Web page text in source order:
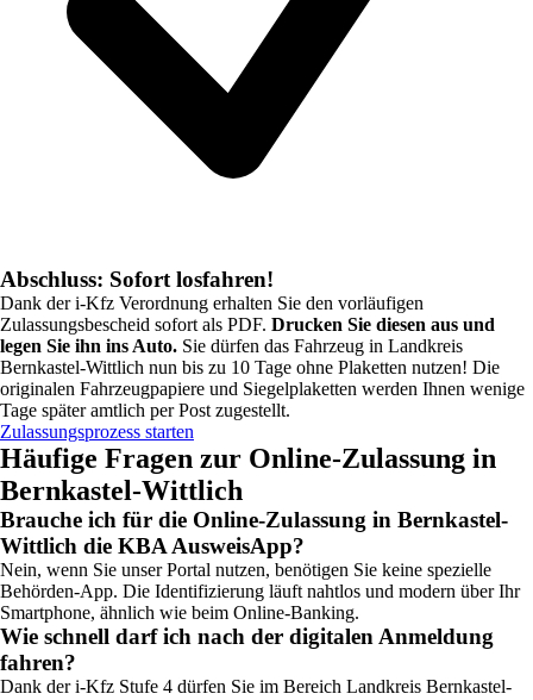
Abschluss: Sofort losfahren!
Dank der i-Kfz Verordnung erhalten Sie den vorläufigen
Zulassungsbescheid sofort als PDF. Drucken Sie diesen aus und
legen Sie ihn ins Auto. Sie dürfen das Fahrzeug in Landkreis
Bernkastel-Wittlich nun bis zu 10 Tage ohne Plaketten nutzen! Die
originalen Fahrzeugpapiere und Siegelplaketten werden Ihnen wenige
Tage später amtlich per Post zugestellt.
Zulassungsprozess starten
Häufige Fragen zur Online-Zulassung in
Bernkastel-Wittlich
Brauche ich für die Online-Zulassung in Bernkastel-
Wittlich die KBA AusweisApp?
Nein, wenn Sie unser Portal nutzen, benötigen Sie keine spezielle
Behörden-App. Die Identifizierung läuft nahtlos und modern über Ihr
Smartphone, ähnlich wie beim Online-Banking.
Wie schnell darf ich nach der digitalen Anmeldung
fahren?
Dank der i-Kfz Stufe 4 dürfen Sie im Bereich Landkreis Bernkastel-